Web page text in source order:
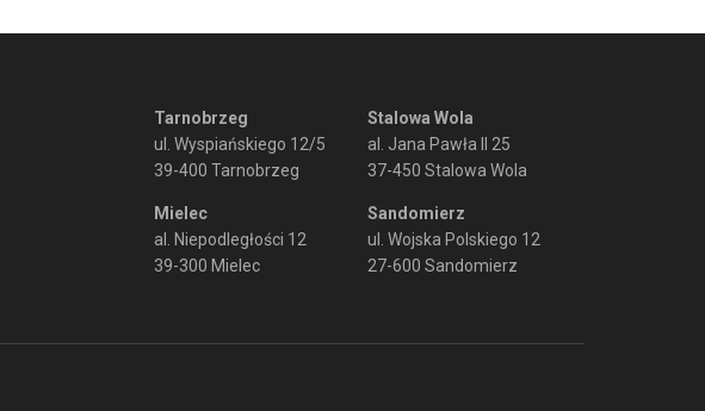
Tarnobrzeg
ul. Wyspiańskiego 12/5
39-400 Tarnobrzeg
Mielec
al. Niepodległości 12
39-300 Mielec
Stalowa Wola
al. Jana Pawła II 25
37-450 Stalowa Wola
Sandomierz
ul. Wojska Polskiego 12
27-600 Sandomierz